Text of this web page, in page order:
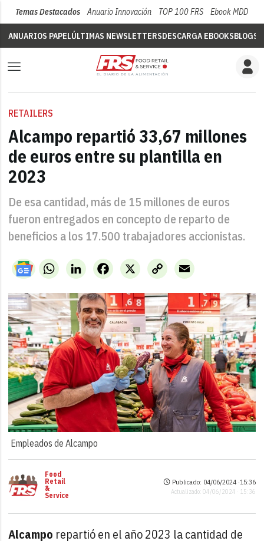
Temas Destacados Anuario Innovación TOP 100 FRS Ebook MDD
ANUARIOS PAPELÚLTIMAS NEWSLETTERSDESCARGA EBOOKSBLOGS
RETAILERS
Alcampo repartió 33,67 millones
de euros entre su plantilla en
2023
De esa cantidad, más de 15 millones de euros
fueron entregados en concepto de reparto de
beneficios a los 17.500 trabajadores accionistas.
WhatsAppLinkedIn X
Facebook
Copy
Link
Email
Empleados de Alcampo
Food
Retail
&
Service
Publicado: 04/06/2024 ·15:36
Actualizado: 04/06/2024 · 15:36
Alcampo repartió en el año 2023 la cantidad de